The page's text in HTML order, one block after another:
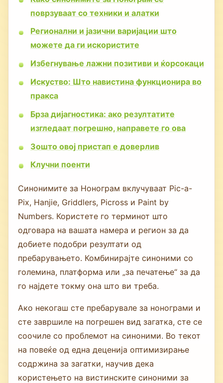
поврзуваат со техники и алатки
Регионални и јазични варијации што
можете да ги искористите
Избегнување лажни позитиви и ќорсокаци
Искуство: Што навистина функционира во
пракса
Брза дијагностика: ако резултатите
изгледаат погрешно, направете го ова
Зошто овој пристап е доверлив
Клучни поенти
Синонимите за Нонограм вклучуваат Pic-a-
Pix, Hanjie, Griddlers, Picross и Paint by
Numbers. Користете го терминот што
одговара на вашата намера и регион за да
добиете подобри резултати од
пребарувањето. Комбинирајте синоними со
големина, платформа или „за печатење“ за да
го најдете токму она што ви треба.
Ако некогаш сте пребарувале за нонограми и
сте завршиле на погрешен вид загатка, сте се
соочиле со проблемот на синоними. Во текот
на повеќе од една деценија оптимизирање
содржина за загатки, научив дека
користењето на вистинските синоними за